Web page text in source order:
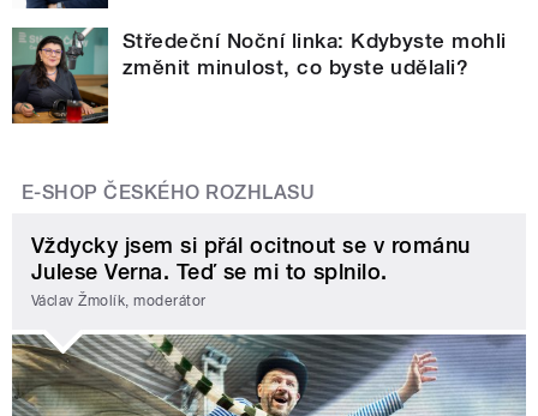
Středeční Noční linka: Kdybyste mohli
změnit minulost, co byste udělali?
E-SHOP ČESKÉHO ROZHLASU
Vždycky jsem si přál ocitnout se v románu
Julese Verna. Teď se mi to splnilo.
Václav Žmolík, moderátor